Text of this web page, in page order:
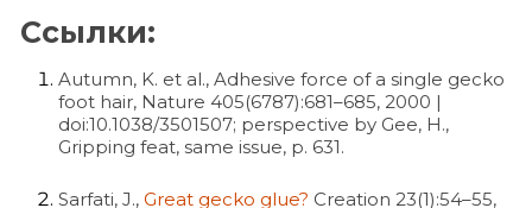
Ссылки:
Autumn, K. et al., Adhesive force of a single gecko
foot hair, Nature 405(6787):681–685, 2000 |
doi:10.1038/3501507; perspective by Gee, H.,
Gripping feat, same issue, p. 631.
Sarfati, J., Great gecko glue? Creation 23(1):54–55,